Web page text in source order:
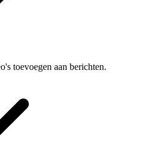
toevoegen aan berichten.